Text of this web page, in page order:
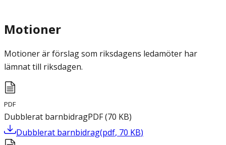
Motioner
Motioner är förslag som riksdagens ledamöter har
lämnat till riksdagen.
PDF
Dubblerat barnbidragPDF(70 KB)
Dubblerat barnbidrag(pdf, 70 KB)